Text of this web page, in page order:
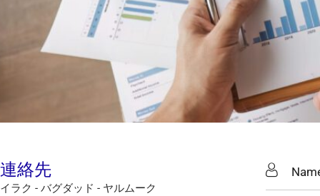
連絡先
イラク - バグダッド - ヤルムーク